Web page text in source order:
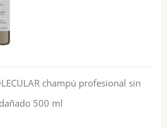
champú profesional sin
500 ml